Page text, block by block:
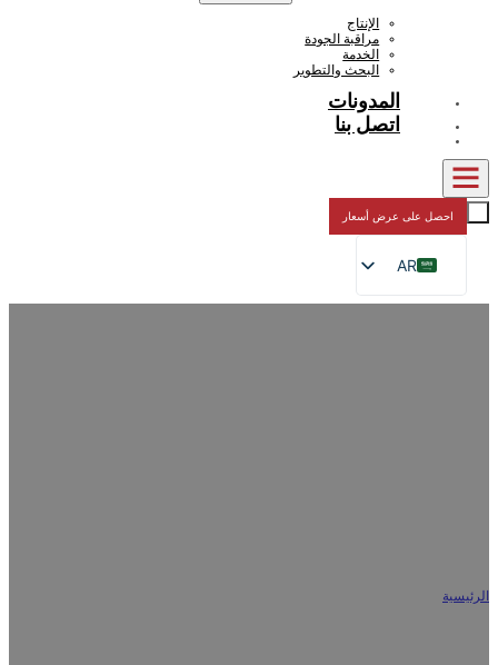
الإنتاج
مراقبة الجودة
الخدمة
البحث والتطوير
المدونات
اتصل بنا
احصل على عرض أسعار
EN
/تغليف المشروبات